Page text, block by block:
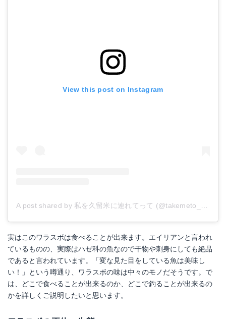
View this post on Instagram
実はこのワラスボは食べることが出来ます。エイリアンと言われ
ているものの、実際はハゼ科の魚なので干物や刺身にしても絶品
であると言われています。「変な見た目をしている魚は美味し
い！」という噂通り、ワラスボの味は中々のモノだそうです。で
は、どこで食べることが出来るのか、どこで釣ることが出来るの
かを詳しくご説明したいと思います。